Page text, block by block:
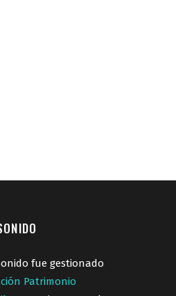
fue gestionado
Patrimonio